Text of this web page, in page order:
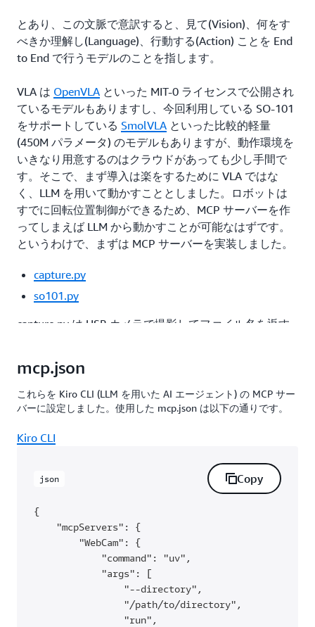
とあり、この文脈で意訳すると、見て(Vision)、何をす
べきか理解し(Language)、行動する(Action) ことを End
to End で行うモデルのことを指します。
VLA は OpenVLA といった MIT-0 ライセンスで公開され
ているモデルもありますし、今回利用している SO-101
をサポートしている SmolVLA といった比較的軽量
(450M パラメータ) のモデルもありますが、動作環境を
いきなり用意するのはクラウドがあっても少し手間で
す。そこで、まず導入は楽をするために VLA ではな
く、LLM を用いて動かすこととしました。ロボットは
すでに回転位置制御ができるため、MCP サーバーを作
ってしまえば LLM から動かすことが可能なはずです。
というわけで、まずは MCP サーバーを実装しました。
capture.py
so101.py
capture.py は USB カメラで撮影してファイル名を返す
サーバーです（+ モーターの現在の回転位置も取得でき
る）。
mcp.json
これらを Kiro CLI (LLM を用いた AI エージェント) の MCP サー
バーに設定しました。使用した mcp.json は以下の通りです。
Kiro CLI
json Copy
{
    "mcpServers": {
        "WebCam": {
            "command": "uv",
            "args": [
                "--directory",
                "/path/to/directory",
                "run",